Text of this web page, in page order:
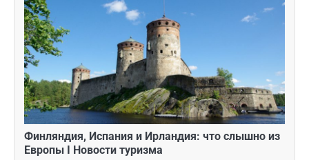
Финляндия, Испания и Ирландия: что слышно из
Европы Ӏ Новости туризма